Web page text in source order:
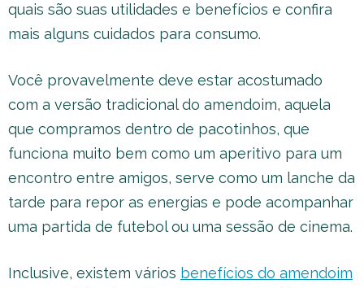
quais são suas utilidades e benefícios e confira
mais alguns cuidados para consumo.
Você provavelmente deve estar acostumado
com a versão tradicional do amendoim, aquela
que compramos dentro de pacotinhos, que
funciona muito bem como um aperitivo para um
encontro entre amigos, serve como um lanche da
tarde para repor as energias e pode acompanhar
uma partida de futebol ou uma sessão de cinema.
Inclusive, existem vários benefícios do amendoim